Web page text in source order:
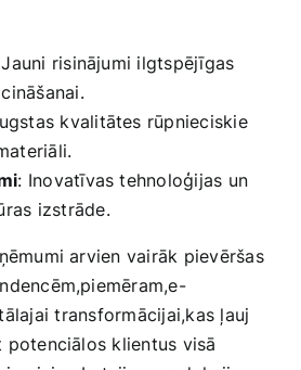
risinājumi ilgtspējīgas
kvalitātes rūpnieciskie
: Inovatīvas tehnoloģijas un
izstrāde.
arvien vairāk pievēršas
⁢transformācijai,kas ļauj
klientus visā